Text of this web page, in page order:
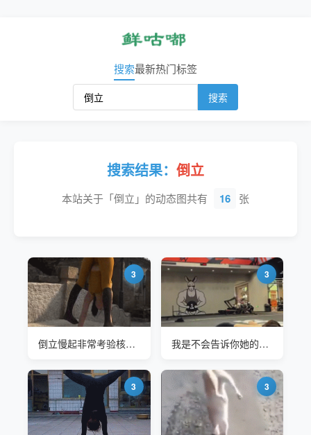
搜索最新热门标签
搜索
搜索结果： 倒立
本站关于「倒立」的动态图共有 16 张
3
倒立慢起非常考验核心控制力
3
我是不会告诉你她的视频号叫‘爱倒立的迎迎’的
3 3